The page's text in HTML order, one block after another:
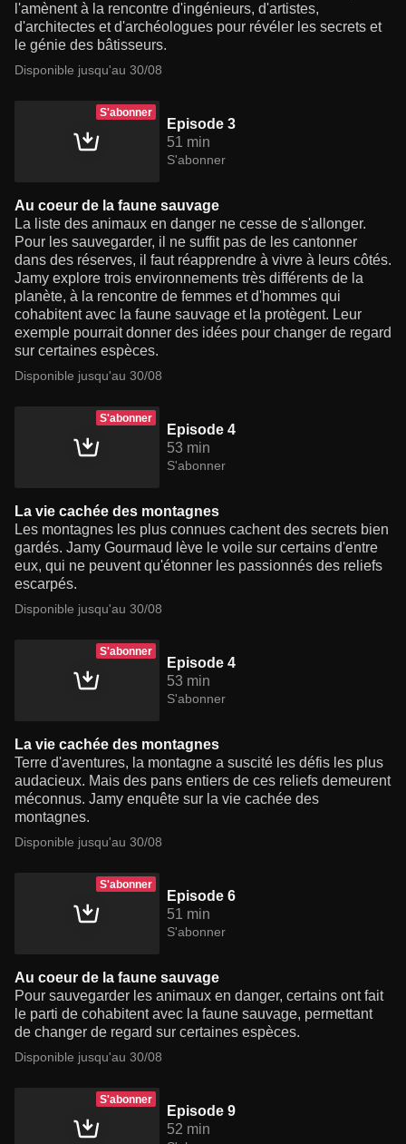
l'amènent à la rencontre d'ingénieurs, d'artistes,
d'architectes et d'archéologues pour révéler les secrets et
le génie des bâtisseurs.
Disponible jusqu'au 30/08
S'abonner
Episode 3
51 min
S'abonner
Au coeur de la faune sauvage
La liste des animaux en danger ne cesse de s'allonger.
Pour les sauvegarder, il ne suffit pas de les cantonner
dans des réserves, il faut réapprendre à vivre à leurs côtés.
Jamy explore trois environnements très différents de la
planète, à la rencontre de femmes et d'hommes qui
cohabitent avec la faune sauvage et la protègent. Leur
exemple pourrait donner des idées pour changer de regard
sur certaines espèces.
Disponible jusqu'au 30/08
S'abonner
Episode 4
53 min
S'abonner
La vie cachée des montagnes
Les montagnes les plus connues cachent des secrets bien
gardés. Jamy Gourmaud lève le voile sur certains d'entre
eux, qui ne peuvent qu'étonner les passionnés des reliefs
escarpés.
Disponible jusqu'au 30/08
S'abonner
Episode 4
53 min
S'abonner
La vie cachée des montagnes
Terre d'aventures, la montagne a suscité les défis les plus
audacieux. Mais des pans entiers de ces reliefs demeurent
méconnus. Jamy enquête sur la vie cachée des
montagnes.
Disponible jusqu'au 30/08
S'abonner
Episode 6
51 min
S'abonner
Au coeur de la faune sauvage
Pour sauvegarder les animaux en danger, certains ont fait
le parti de cohabitent avec la faune sauvage, permettant
de changer de regard sur certaines espèces.
Disponible jusqu'au 30/08
S'abonner
Episode 9
52 min